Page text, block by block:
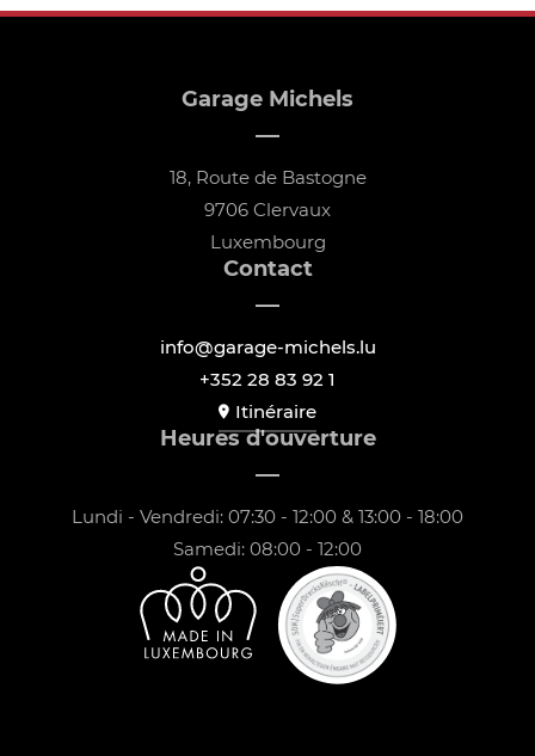
Garage Michels
18, Route de Bastogne
9706 Clervaux
Luxembourg
Contact
info@garage-michels.lu
+352 28 83 92 1
Itinéraire
Heures d'ouverture
Lundi - Vendredi: 07:30 - 12:00 & 13:00 - 18:00
Samedi: 08:00 - 12:00